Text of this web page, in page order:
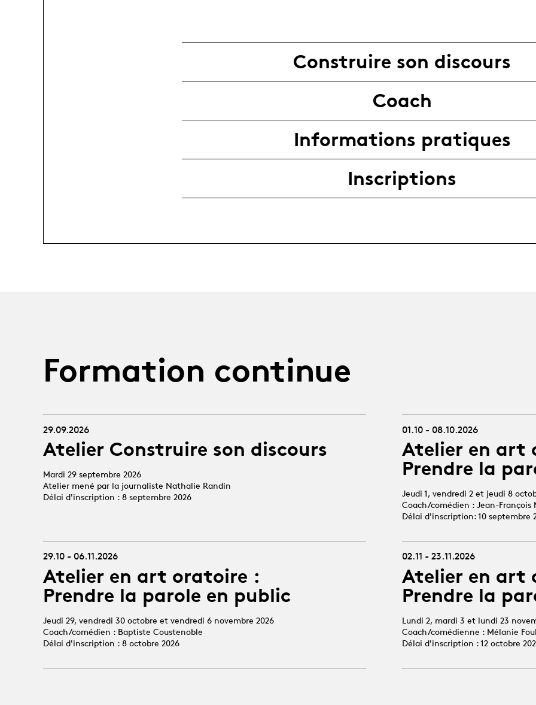
Construire son discours
Coach
Informations pratiques
Inscriptions
Formation continue
29.09.2026
Atelier Construire son discours
Mardi 29 septembre 2026
Atelier mené par la journaliste Nathalie Randin
Délai d'inscription : 8 septembre 2026
01.10 - 08.10.2026
Atelier en art
Prendre la
Jeudi 1, vendredi 2 et jeudi 8
Coach/comédien : Jean-François
Délai d'inscription: 10 septembre
29.10 - 06.11.2026
Atelier en art oratoire :
Prendre la parole en public
Jeudi 29, vendredi 30 octobre et vendredi 6 novembre 2026
Coach/comédien : Baptiste Coustenoble
Délai d'inscription : 8 octobre 2026
02.11 - 23.11.2026
Atelier en art
Prendre la
Lundi 2, mardi 3 et lundi 23
Coach/comédienne : Mélanie
Délai d'inscription : 12 octobre